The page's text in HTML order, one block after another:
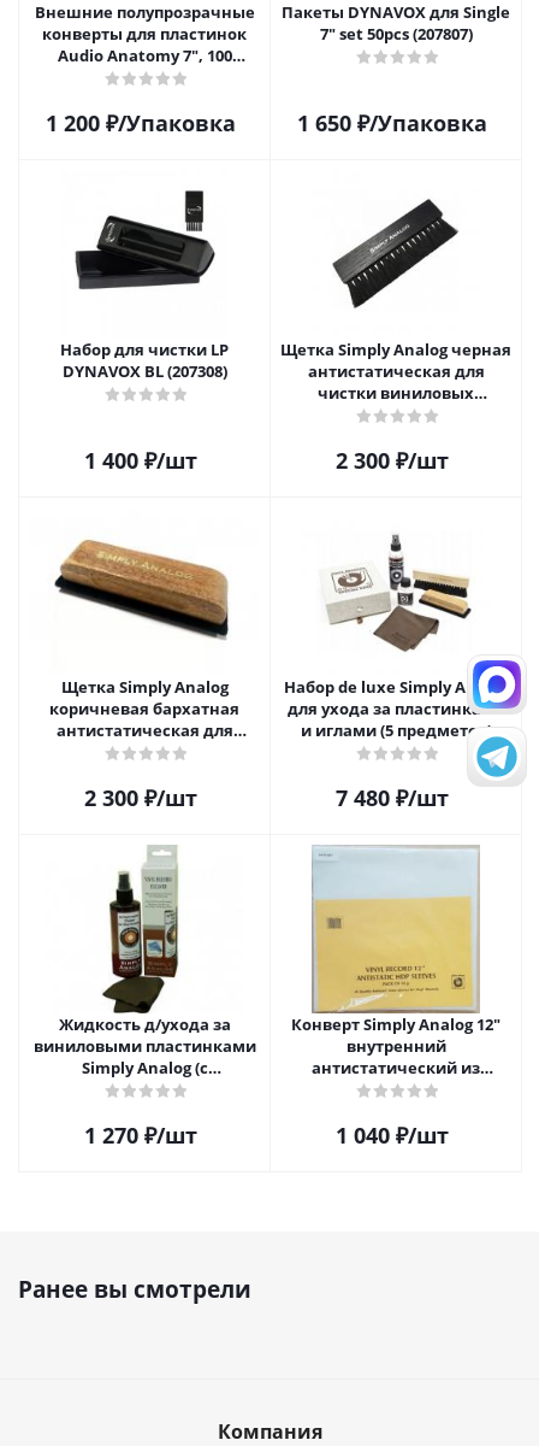
Внешние полупрозрачные
конверты для пластинок
Audio Anatomy 7", 100
микрон, полиэтилен (50 шт)
1 200₽/Упаковка
Пакеты DYNAVOX для Single
7" set 50pcs (207807)
1 650₽/Упаковка
Набор для чистки LP
DYNAVOX BL (207308)
1 400₽/шт
Щетка Simply Analog черная
антистатическая для
чистки виниловых
пластинок
2 300₽/шт
Щетка Simply Analog
коричневая бархатная
антистатическая для
чистки виниловых
2 300₽/шт
Набор de luxe Simply Analog
для ухода за пластинками
и иглами (5 предметов)
7 480₽/шт
Жидкость д/ухода за
виниловыми пластинками
Simply Analog (с
распылителем, 200 мл) и
1 270₽/шт
Конверт Simply Analog 12"
внутренний
антистатический из
полиэтилена для пластинок
1 040₽/шт
Ранее вы смотрели
Компания